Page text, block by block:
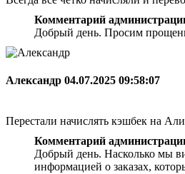
Комментарий
Добрый день. Просим
Александр 04.07.2025 09:58:07
Перестали начислять кэшбек на
Комментарий
Добрый день. Насколько мы
информацией о заказах,